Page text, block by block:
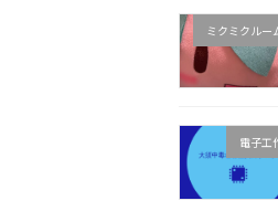
ミクミクルー
電子工